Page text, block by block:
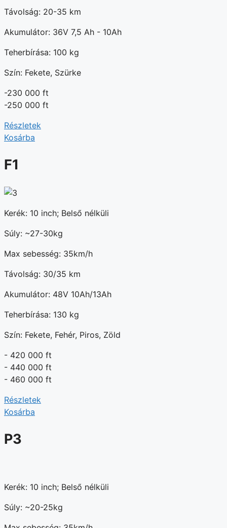
Távolság: 20-35 km
Akumulátor: 36V 7,5 Ah - 10Ah
Teherbírása: 100 kg
Szín: Fekete, Szürke
-230 000 ft
-250 000 ft
Részletek
Kosárba
F1
Kerék: 10 inch; Belső nélküli
Súly: ~27-30kg
Max sebesség: 35km/h
Távolság: 30/35 km
Akumulátor: 48V 10Ah/13Ah
Teherbírása: 130 kg
Szín: Fekete, Fehér, Piros, Zöld
- 420 000 ft
- 440 000 ft
- 460 000 ft
Részletek
Kosárba
P3
Kerék: 10 inch; Belső nélküli
Súly: ~20-25kg